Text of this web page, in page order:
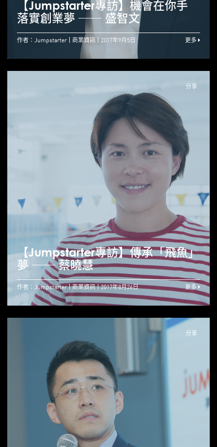
【Jumpstarter專訪】機會在你手
落實創業夢 ── 盛智文
作者：Jumpstarter 商業資訊 2017年9月5日 更多
分享
【Jumpstarter專訪】傳承「飛魚」
夢 ── 蔡曉慧
作者：Jumpstarter 商業資訊 2017年8月26日 更多
分享